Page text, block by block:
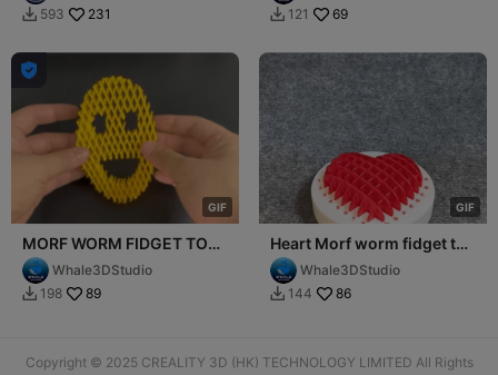
 593 231  121 69
GIF

MORF WORM FIDGET TOY
- SMILE - SMILEY FACE
Whale3DStudio
 198 89
GIF
Heart Morf worm fidget toy
- Puzzle - Easy to Print
Whale3DStudio
 144 86
Copyright © 2025 CREALITY 3D (HK) TECHNOLOGY LIMITED All Rights